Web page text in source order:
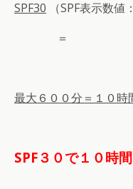
SPF30 （SPF表示数値
＝
最大６００分＝１０時
SPF３０で１０時